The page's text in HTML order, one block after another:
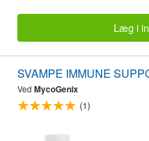
Læg i
SVAMPE IMMUNE
Ved MycoGenix
(1)